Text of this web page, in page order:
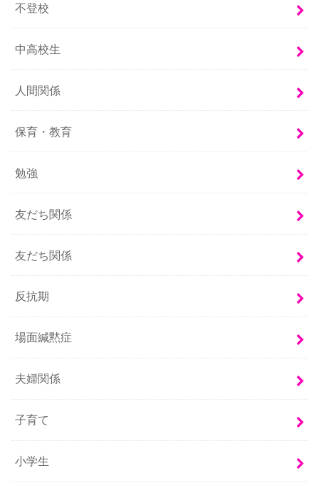
不登校
中高校生
人間関係
保育・教育
勉強
友だち関係
友だち関係
反抗期
場面緘黙症
夫婦関係
子育て
小学生